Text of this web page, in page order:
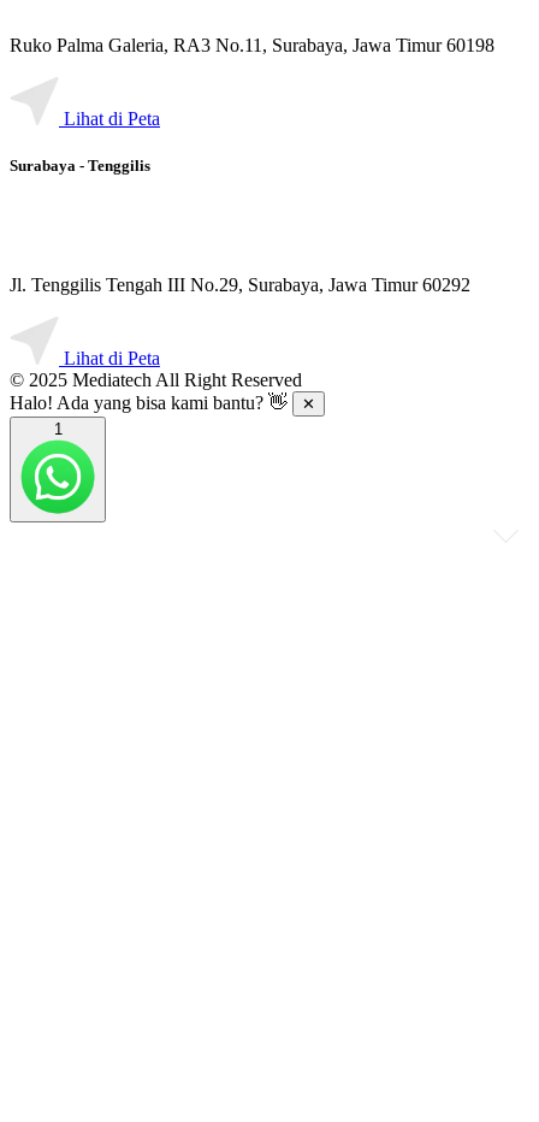
Ruko Palma Galeria, RA3 No.11, Surabaya, Jawa Timur 60198
Lihat di Peta
Surabaya - Tenggilis
Jl. Tenggilis Tengah III No.29, Surabaya, Jawa Timur 60292
Lihat di Peta
© 2025 Mediatech All Right Reserved
Halo! Ada yang bisa kami bantu? 👋
✕
1